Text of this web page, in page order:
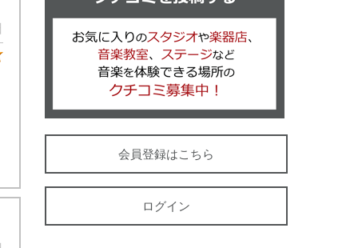
会員登録はこちら
ログイン